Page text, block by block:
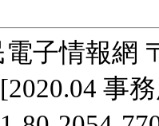
子情報網
事